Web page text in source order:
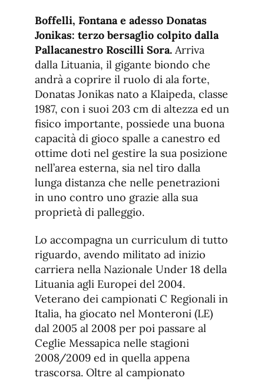
fuente
de
fuente.
Boffelli, Fontana e adesso Donatas
Jonikas: terzo bersaglio colpito dalla
Pallacanestro Roscilli Sora. Arriva
dalla Lituania, il gigante biondo che
andrà a coprire il ruolo di ala forte,
Donatas Jonikas nato a Klaipeda, classe
1987, con i suoi 203 cm di altezza ed un
fisico importante, possiede una buona
capacità di gioco spalle a canestro ed
ottime doti nel gestire la sua posizione
nell’area esterna, sia nel tiro dalla
lunga distanza che nelle penetrazioni
in uno contro uno grazie alla sua
proprietà di palleggio.
Lo accompagna un curriculum di tutto
riguardo, avendo militato ad inizio
carriera nella Nazionale Under 18 della
Lituania agli Europei del 2004.
Veterano dei campionati C Regionali in
Italia, ha giocato nel Monteroni (LE)
dal 2005 al 2008 per poi passare al
Ceglie Messapica nelle stagioni
2008/2009 ed in quella appena
trascorsa. Oltre al campionato